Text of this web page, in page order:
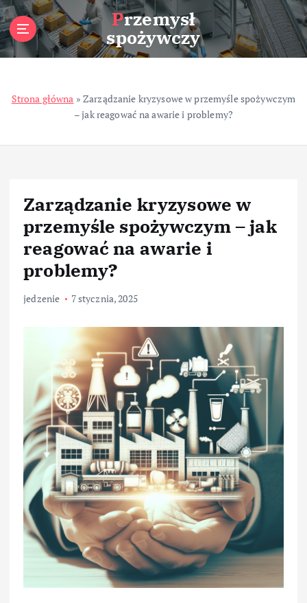
S
k
i
p
t
Przemysł
spożywczy
Strona główna »Zarządzanie kryzysowe w przemyśle spożywczym
– jak reagować na awarie i problemy?
Zarządzanie kryzysowe w
przemyśle spożywczym – jak
reagować na awarie i
problemy?
jedzenie 7 stycznia, 2025